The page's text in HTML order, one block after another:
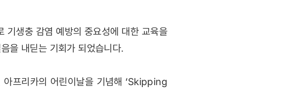
기생충 감염 예방의 중요성에 대한 교육을
을 내딛는 기회가 되었습니다.
프리카의 어린이날을 기념해 ‘Skipping